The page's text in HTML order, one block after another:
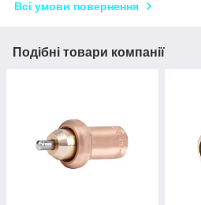
Всі умови повернення
Подібні товари компанії